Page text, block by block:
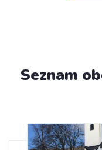
Seznam